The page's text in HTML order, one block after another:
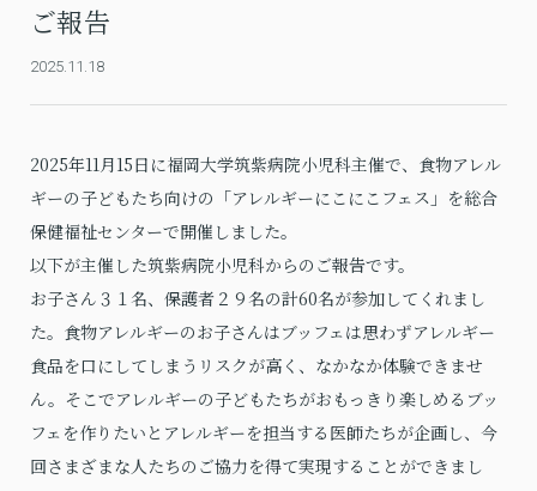
ご報告
2025.11.18
2025年11月15日に福岡大学筑紫病院小児科主催で、食物アレル
ギーの子どもたち向けの「アレルギーにこにこフェス」を総合
保健福祉センターで開催しました。
以下が主催した筑紫病院小児科からのご報告です。
お子さん３１名、保護者２９名の計60名が参加してくれまし
た。食物アレルギーのお子さんはブッフェは思わずアレルギー
食品を口にしてしまうリスクが高く、なかなか体験できませ
ん。そこでアレルギーの子どもたちがおもっきり楽しめるブッ
フェを作りたいとアレルギーを担当する医師たちが企画し、今
回さまざまな人たちのご協力を得て実現することができまし